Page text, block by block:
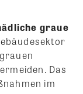
graue
Das
im